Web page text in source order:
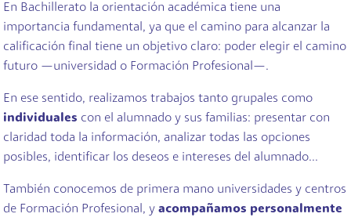
En Bachillerato la orientación académica tiene una
importancia fundamental, ya que el camino para alcanzar la
calificación final tiene un objetivo claro: poder elegir el camino
futuro —universidad o Formación Profesional—.
En ese sentido, realizamos trabajos tanto grupales como
individuales con el alumnado y sus familias: presentar con
claridad toda la información, analizar todas las opciones
posibles, identificar los deseos e intereses del alumnado...
También conocemos de primera mano universidades y centros
de Formación Profesional, y acompañamos personalmente